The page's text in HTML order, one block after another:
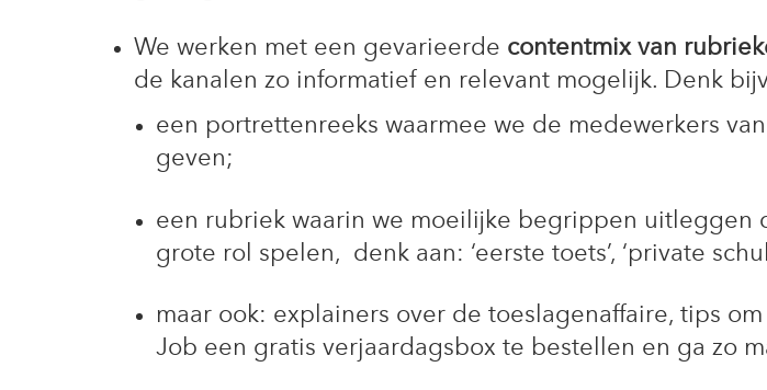
We werken met een gevarieerde contentmix van
de kanalen zo informatief en relevant mogelijk. Denk
een portrettenreeks waarmee we de medewerkers
geven;
een rubriek waarin we moeilijke begrippen uitleggen
grote rol spelen, denk aan: ‘eerste toets’, ‘private
maar ook: explainers over de toeslagenaffaire, tips
Job een gratis verjaardagsbox te bestellen en ga zo